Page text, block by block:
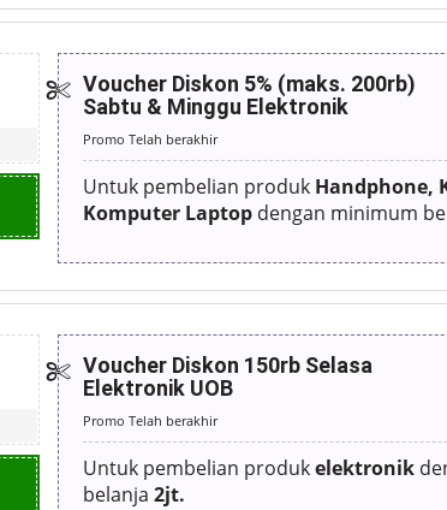
Voucher Diskon 5% (maks. 200rb)
Sabtu & Minggu Elektronik
Promo Telah berakhir
Untuk pembelian produk Handphone,
Komputer Laptopdengan minimum
Voucher Diskon 150rb Selasa
Elektronik UOB
Promo Telah berakhir
Untuk pembelian produkelektronik
belanja 2jt.